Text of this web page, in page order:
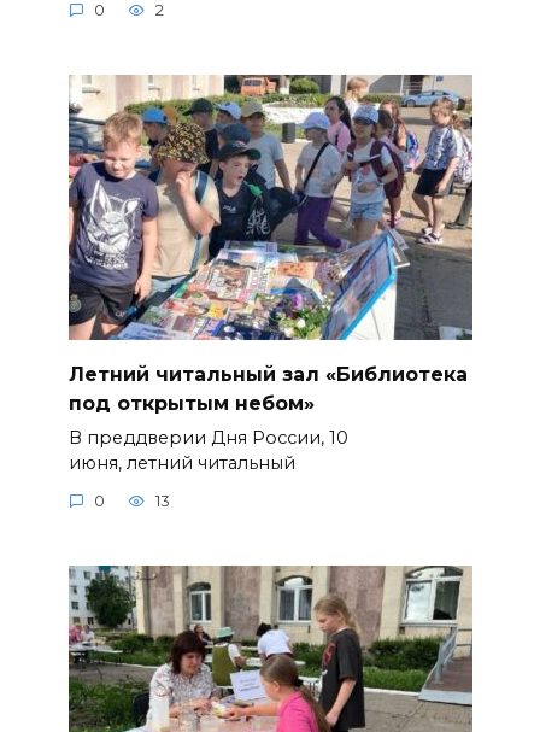
0 2
Летний читальный зал «Библиотека
под открытым небом»
В преддверии Дня России, 10
июня, летний читальный
0 13